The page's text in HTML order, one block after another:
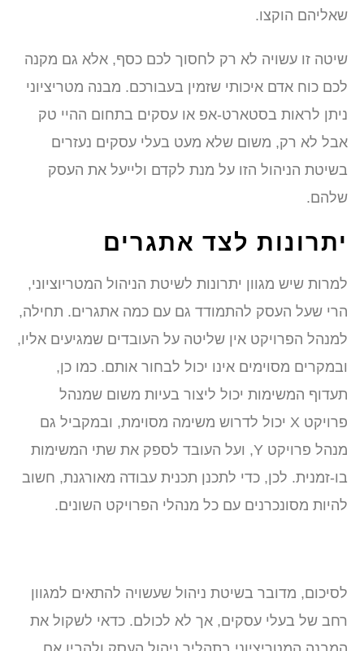
שאליהם הוקצו.
שיטה זו עשויה לא רק לחסוך לכם כסף, אלא גם מקנה
לכם כוח אדם איכותי שזמין בעבורכם. מבנה מטריציוני
ניתן לראות בסטארט-אפ או עסקים בתחום ההיי טק
אבל לא רק, משום שלא מעט בעלי עסקים נעזרים
בשיטת הניהול הזו על מנת לקדם ולייעל את העסק
שלהם.
יתרונות לצד אתגרים
למרות שיש מגוון יתרונות לשיטת הניהול המטריוציוני,
הרי שעל העסק להתמודד גם עם כמה אתגרים. תחילה,
למנהל הפרויקט אין שליטה על העובדים שמגיעים אליו,
ובמקרים מסוימים אינו יכול לבחור אותם. כמו כן,
תעדוף המשימות יכול ליצור בעיות משום שמנהל
פרויקט X יכול לדרוש משימה מסוימת, ובמקביל גם
מנהל פרויקט Y, ועל העובד לספק את שתי המשימות
בו-זמנית. לכן, כדי לתכנן תכנית עבודה מאורגנת, חשוב
להיות מסונכרנים עם כל מנהלי הפרויקט השונים.
לסיכום, מדובר בשיטת ניהול שעשויה להתאים למגוון
רחב של בעלי עסקים, אך לא לכולם. כדאי לשקול את